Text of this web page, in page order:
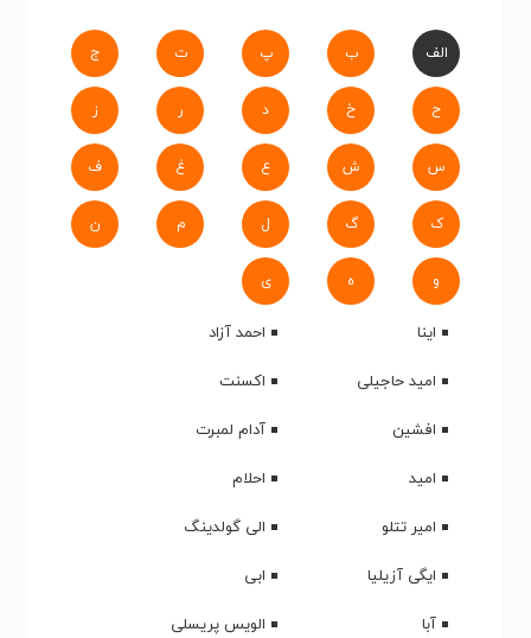
الف ب پ ت ج
ح خ د ر ز
س ش ع غ ف
ک گ ل م ن
و ه ی
اینا
احمد آزاد
امید حاجیلی
اکسنت
افشین
آدام لمبرت
امید
احلام
امیر تتلو
الی گولدینگ
ایگی آزیلیا
ابی
آبا
الویس پریسلی